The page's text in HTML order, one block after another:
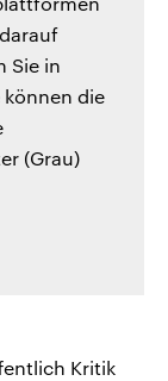
Sie in
können die
(Grau)
Kritik